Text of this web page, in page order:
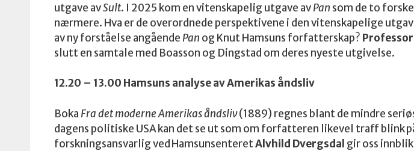
utgave avSult. I 2025 kom en vitenskapelig utgave avPan som de to
nærmere. Hva er de overordnede perspektivene i den vitenskapelige
av ny forståelse angående Pan og Knut Hamsuns forfatterskap?
slutt en samtale med Boasson og Dingstad om deres nyeste utgivelse.
12.20 – 13.00 Hamsuns analyse av Amerikas åndsliv
Boka Fra det moderne Amerikas åndsliv(1889) regnes blant de mindre
dagens politiske USA kan det se ut som om forfatteren likevel traff blink
forskningsansvarlig ved HamsunsenteretAlvhild Dvergsdal gir oss